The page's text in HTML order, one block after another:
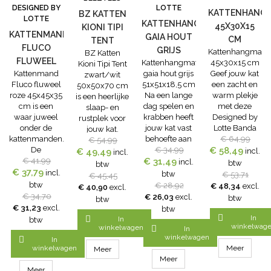
DESIGNED BY
LOTTE
KATTENMAND
FLUCO
FLUWEEL
ROZE
45X45X35
CM
Kattenmand
Fluco fluweel
roze 45x45x35
cm is een
waar juweel
onder de
kattenmanden.
De
Kattenmand
Fluco fluweel
roze 45x45x35
cm is heerlijk
zacht en staat,
door de velvet
look, prachtig
in diverse
woonstijlen.
Velvet is
€ 41,99
€ 37,79 incl.
btw
€ 34,70
€ 31,23 excl.
btw

In
winkelwagen
BZ KATTEN
KIONI TIPI
TENT
ZWART/WIT
50X50X70
CM
BZ Katten
Kioni Tipi Tent
zwart/wit
50x50x70 cm
is een heerlijke
slaap- en
rustplek voor
jouw kat.
Naast dat de
BZ Katten
Kioni Tipi Tent
zwart/wit
50x50x70 cm
er prachtig
uitziet binnen
jouw interieur,
zal jouw kat er
dol op zijn! De
Tipi Tent
beschikt over
€ 54,99
€ 49,49 incl.
btw
€ 45,45
€ 40,90 excl.
btw

In
winkelwagen
Meer
LOTTE
KATTENHANGMAT
GAIA HOUT
GRIJS
51X51X18,5
CM
Kattenhangmat
gaia hout grijs
51x51x18,5 cm
Na een lange
dag spelen en
krabben heeft
jouw kat vast
behoefte aan
een beetje
rust. De
Kattenhangmat
gaia hout grijs
51x51x18,5 cm
op houten
poten geeft
jouw kat de
gelegenheid
om even
helemaal tot
€ 34,99
€ 31,49 incl.
btw
€ 28,92
€ 26,03 excl.
btw

In
winkelwagen
Meer
45X30X15
CM
Kattenhangmat
45x30x15 cm
Geef jouw kat
een zacht en
warm plekje
met deze
Designed by
Lotte Banda
Kattenhangmat
45x30x15 cm.
De
Kattenhangmat
45x30x15 cm
is gemaakt
van
waterhyacint
en heeft een
verstelbaar
frame tot 14
cm. De
€ 64,99
€ 58,49 incl.
btw
€ 53,71
€ 48,34 excl.
btw

In
Meer